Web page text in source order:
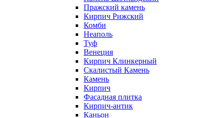
Пражский камень
Кирпич Рижский
Комби
Неаполь
Туф
Венеция
Кирпич Клинкерный
Скалистый Камень
Камень
Кирпич
Фасадная плитка
Кирпич-антик
Каньон